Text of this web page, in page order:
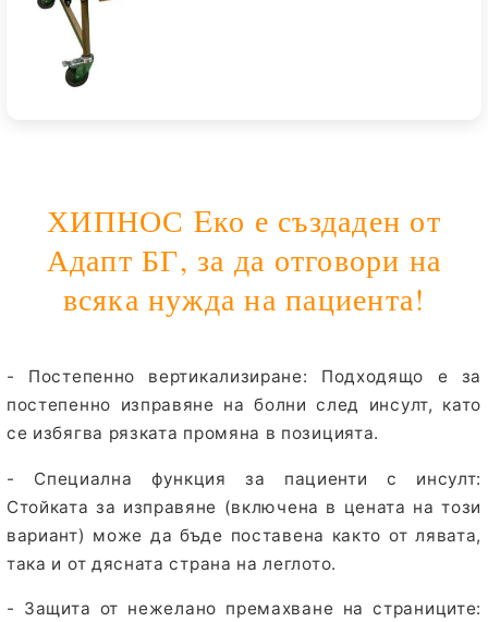
ХИПНОС Eко е създаден от
Адапт БГ, за да отговори на
всяка нужда на пациента!
- Постепенно вертикализиране: Подходящо е за
постепенно изправяне на болни след инсулт, като
се избягва рязката промяна в позицията.
- Специална функция за пациенти с инсулт:
Стойката за изправяне (включена в цената на този
вариант) може да бъде поставена както от лявата,
така и от дясната страна на леглото.
- Защита от нежелано премахване на страниците: